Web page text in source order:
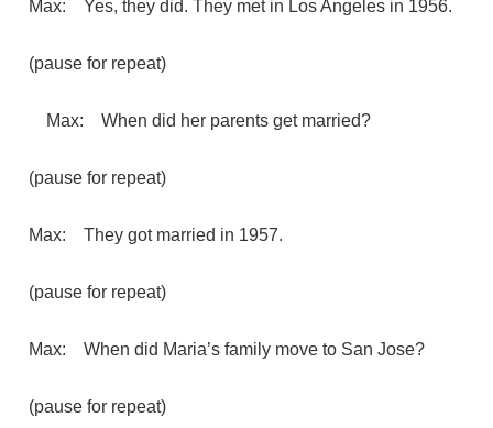
Max: Yes, they did. They met in Los Angeles in 1956.
(pause for repeat)
Max: When did her parents get married?
(pause for repeat)
Max: They got married in 1957.
(pause for repeat)
Max: When did Maria’s family move to San Jose?
(pause for repeat)